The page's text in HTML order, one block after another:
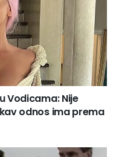
Vodicama: Nije
odnos ima prema